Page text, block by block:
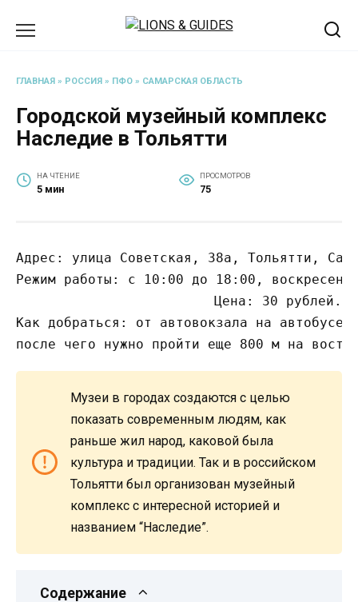
ГЛАВНАЯ » РОССИЯ » ПФО » САМАРСКАЯ ОБЛАСТЬ
Городской музейный комплекс
Наследие в Тольятти
НА ЧТЕНИЕ
5 мин
ПРОСМОТРОВ
75
Адрес: улица Советская, 38а, Тольятти,
Режим работы: с 10:00 до 18:00,
Цена: 30 рублей.
Как добраться: от автовокзала на
после чего нужно пройти еще 800 м на
Музеи в городах создаются с целью
показать современным людям, как
раньше жил народ, каковой была
культура и традиции. Так и в российском
Тольятти был организован музейный
комплекс с интересной историей и
названием “Наследие”.
Содержание